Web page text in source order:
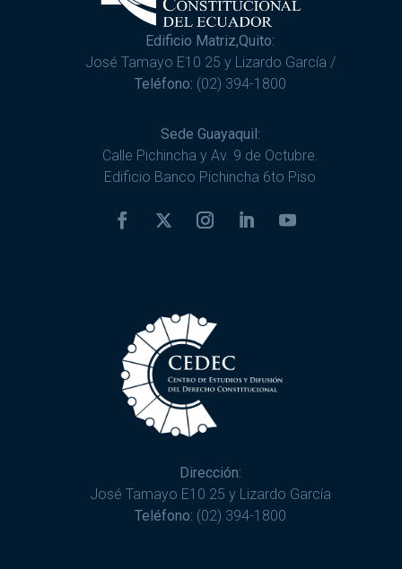
Edificio Matriz,Quito:
José Tamayo E10 25 y Lizardo García /
Teléfono: (02) 394-1800
Sede Guayaquil:
Calle Pichincha y Av. 9 de Octubre.
Edificio Banco Pichincha 6to Piso
Dirección:
José Tamayo E10 25 y Lizardo García
Teléfono: (02) 394-1800